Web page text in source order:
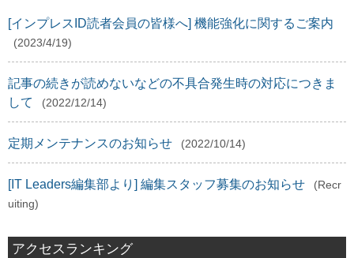
[インプレスID読者会員の皆様へ] 機能強化に関するご案内
(2023/4/19)
記事の続きが読めないなどの不具合発生時の対応につきま
して
(2022/12/14)
定期メンテナンスのお知らせ (2022/10/14)
[IT Leaders編集部より] 編集スタッフ募集のお知らせ
(Recr
uiting)
アクセスランキング